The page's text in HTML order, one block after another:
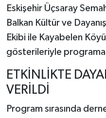
Eskişehir Üçsaray
Balkan Kültür ve
Ekibi ile Kayabelen
gösterileriyle programa
ETKİNLİKTE
VERİLDİ
Program sırasında